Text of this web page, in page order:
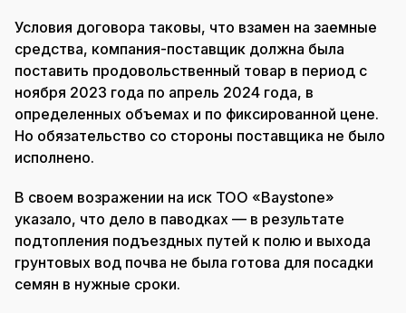
Условия договора таковы, что взамен на заемные
средства, компания-поставщик должна была
поставить продовольственный товар в период с
ноября 2023 года по апрель 2024 года, в
определенных объемах и по фиксированной цене.
Но обязательство со стороны поставщика не было
исполнено.
В своем возражении на иск ТОО «Baystone»
указало, что дело в паводках — в результате
подтопления подъездных путей к полю и выхода
грунтовых вод почва не была готова для посадки
семян в нужные сроки.